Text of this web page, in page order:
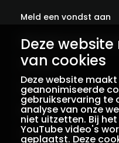
Deze
van cookies
Deze website
geanonimiseerde
gebruikservaring te
analyse van onze
niet uitzetten. Bij
YouTube video's
geplaatst. Deze
Meld een vondst aan
Abonneer je op onze
Contact
Colofon
Privacy
Voorwaarden